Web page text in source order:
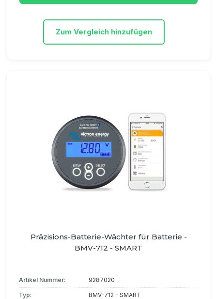
Zum Vergleich hinzufügen
Präzisions-Batterie-Wächter für Batterie -
BMV-712 - SMART
Artikel Nummer: 9287020
Typ: BMV-712 - SMART